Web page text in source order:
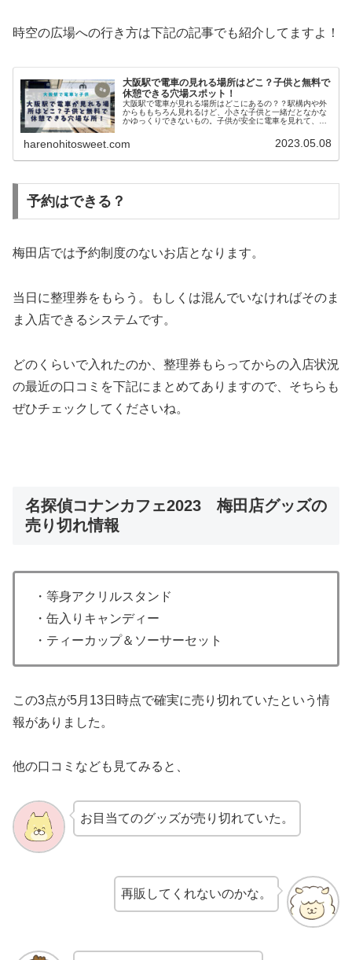
時空の広場への行き方は下記の記事でも紹介してますよ！
大阪駅で電車の見れる場所はどこ？子供と無料で
休憩できる穴場スポット！
大阪駅で電車が見れる場所はどこにあるの？？駅構内や外
からももちろん見れるけど、小さな子供と一緒だとなかな
かゆっくりできないもの。子供が安全に電車を見れて、親
harenohitosweet.com 2023.05.08
予約はできる？
梅田店では予約制度のないお店となります。
当日に整理券をもらう。もしくは混んでいなければそのま
ま入店できるシステムです。
どのくらいで入れたのか、整理券もらってからの入店状況
の最近の口コミを下記にまとめてありますので、そちらも
ぜひチェックしてくださいね。
名探偵コナンカフェ2023 梅田店グッズの
売り切れ情報
・等身アクリルスタンド
・缶入りキャンディー
・ティーカップ＆ソーサーセット
この3点が5月13日時点で確実に売り切れていたという情
報がありました。
他の口コミなども見てみると、
お目当てのグッズが売り切れていた。
再販してくれないのかな。